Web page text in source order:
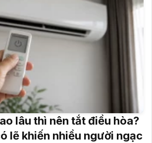
lâu thì nên tắt điều hòa?
lẽ khiến nhiều người ngạc